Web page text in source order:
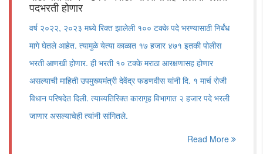
पदभरती होणार
वर्ष २०२२, २०२३ मध्ये रिक्त झालेली १०० टक्के पदे भरण्यासाठी निर्बंध
मागे घेतले आहेत. त्यामुळे येत्या काळात १७ हजार ४७१ इतकी पोलीस
भरती आणखी होणार. ही भरती १० टक्के मराठा आरक्षणासह होणार
असल्याची माहिती उपमुख्यमंत्री देवेंद्र फडणवीस यांनी दि. १ मार्च रोजी
विधान परिषदेत दिली. त्याव्यतिरिक्त कारागृह विभागात २ हजार पदे भरली
जाणार असल्याचेही त्यांनी सांगितले.
Read More